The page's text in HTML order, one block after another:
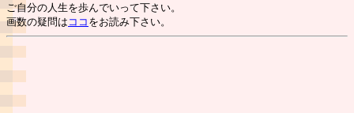
ご自分の人生を歩んでいって下さい。
画数の疑問は ココ をお読み下さい。